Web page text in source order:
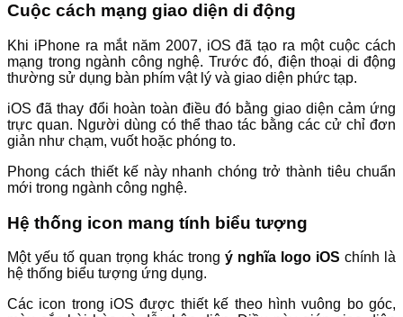
Cuộc cách mạng giao diện di động
Khi iPhone ra mắt năm 2007, iOS đã tạo ra một cuộc cách
mạng trong ngành công nghệ. Trước đó, điện thoại di động
thường sử dụng bàn phím vật lý và giao diện phức tạp.
iOS đã thay đổi hoàn toàn điều đó bằng giao diện cảm ứng
trực quan. Người dùng có thể thao tác bằng các cử chỉ đơn
giản như chạm, vuốt hoặc phóng to.
Phong cách thiết kế này nhanh chóng trở thành tiêu chuẩn
mới trong ngành công nghệ.
Hệ thống icon mang tính biểu tượng
Một yếu tố quan trọng khác trong ý nghĩa logo iOS chính là
hệ thống biểu tượng ứng dụng.
Các icon trong iOS được thiết kế theo hình vuông bo góc,